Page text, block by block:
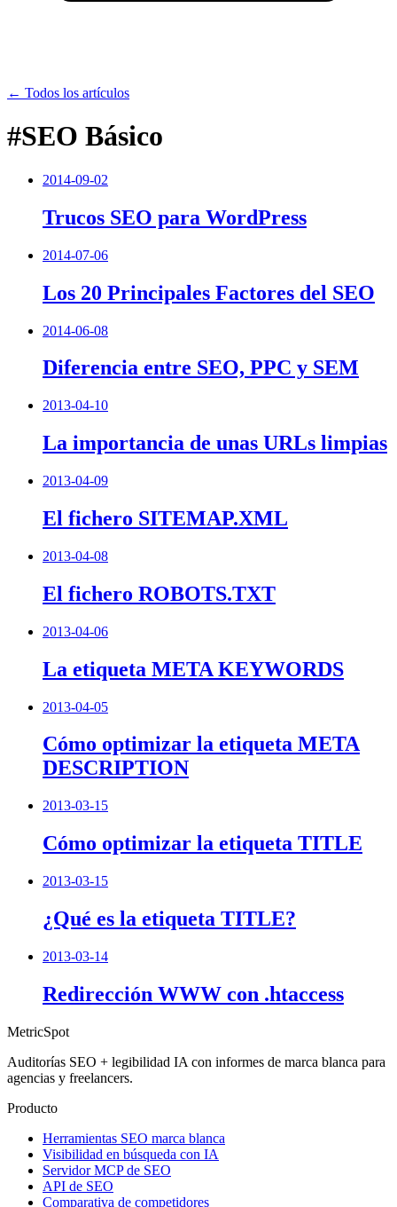
← Todos los artículos
#SEO Básico
2014-09-02
Trucos SEO para WordPress
2014-07-06
Los 20 Principales Factores del SEO
2014-06-08
Diferencia entre SEO, PPC y SEM
2013-04-10
La importancia de unas URLs limpias
2013-04-09
El fichero SITEMAP.XML
2013-04-08
El fichero ROBOTS.TXT
2013-04-06
La etiqueta META KEYWORDS
2013-04-05
Cómo optimizar la etiqueta META
DESCRIPTION
2013-03-15
Cómo optimizar la etiqueta TITLE
2013-03-15
¿Qué es la etiqueta TITLE?
2013-03-14
Redirección WWW con .htaccess
MetricSpot
Auditorías SEO + legibilidad IA con informes de marca blanca para
agencias y freelancers.
Producto
Herramientas SEO marca blanca
Visibilidad en búsqueda con IA
Servidor MCP de SEO
API de SEO
Comparativa de competidores